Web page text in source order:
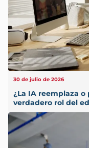
30 de julio de 2026
¿La IA reemplaza
verdadero rol del